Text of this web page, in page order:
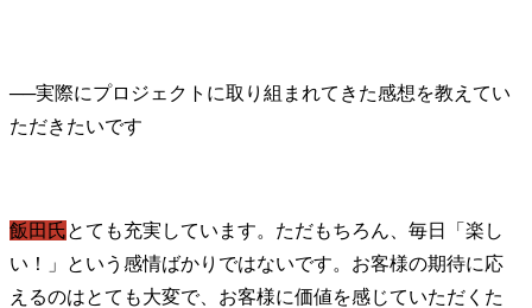
──実際にプロジェクトに取り組まれてきた感想を教えてい
飯田氏とても充実しています。ただもちろん、毎日「楽し
い！」という感情ばかりではないです。お客様の期待に応
えるのはとても大変で、お客様に価値を感じていただくた